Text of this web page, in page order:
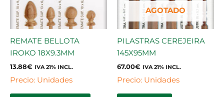
REMATE BELLOTA
IROKO 18X9.3MM
13.88€ IVA 21% INCL.
Precio: Unidades
AGOTADO
PILASTRAS CEREJEIRA
145X95MM
67.00€ IVA 21% INCL.
Precio: Unidades